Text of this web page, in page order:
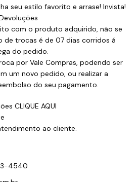
seu estilo favorito e arrase! Invista!
com o produto adquirido, não se
de trocas é de 07 dias corridos á
do pedido.
por Vale Compras, podendo ser
um novo pedido, ou realizar a
do seu pagamento.
CLIQUE AQUI
ao cliente.
4540